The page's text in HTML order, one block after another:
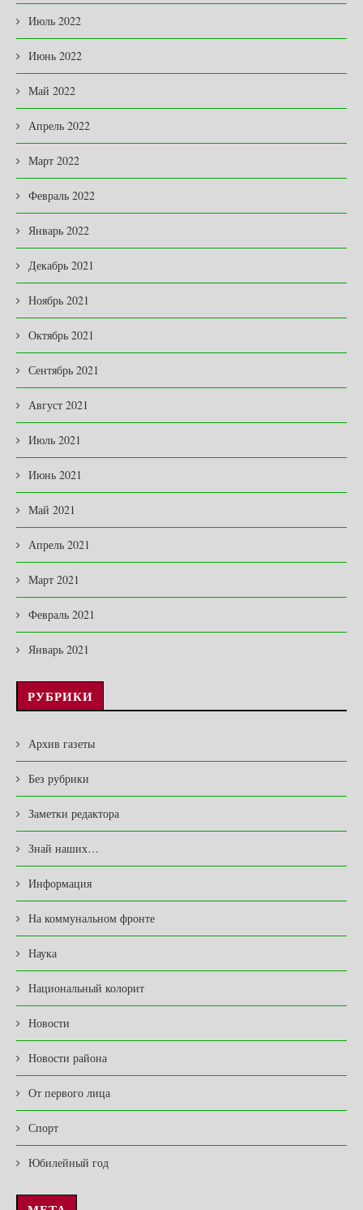
Июль 2022
Июнь 2022
Май 2022
Апрель 2022
Март 2022
Февраль 2022
Январь 2022
Декабрь 2021
Ноябрь 2021
Октябрь 2021
Сентябрь 2021
Август 2021
Июль 2021
Июнь 2021
Май 2021
Апрель 2021
Март 2021
Февраль 2021
Январь 2021
РУБРИКИ
Архив газеты
Без рубрики
Заметки редактора
Знай наших…
Информация
На коммунальном фронте
Наука
Национальный колорит
Новости
Новости района
От первого лица
Спорт
Юбилейный год